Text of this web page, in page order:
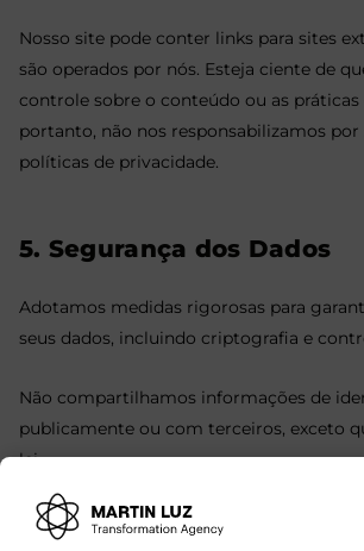
Nosso site pode conter links para sites
são operados por nós. Esteja ciente de
controle sobre o conteúdo ou as práticas
portanto, não nos responsabilizamos por
políticas de privacidade.
5. Segurança dos Dados
Adotamos medidas rigorosas para
seus dados, incluindo criptografia e
Não compartilhamos informações de
publicamente ou com terceiros, exceto
lei.